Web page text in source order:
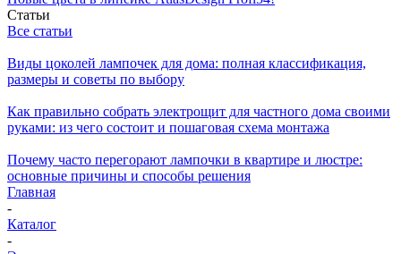
Статьи
Все статьи
Виды цоколей лампочек для дома: полная классификация,
размеры и советы по выбору
Как правильно собрать электрощит для частного дома своими
руками: из чего состоит и пошаговая схема монтажа
Почему часто перегорают лампочки в квартире и люстре:
основные причины и способы решения
Главная
-
Каталог
-